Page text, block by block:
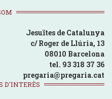
Jesuïtes de Catalunya
c/ Roger de Llúria, 13
08010 Barcelona
tel. 93 318 37 36
pregaria@pregaria.cat
D'INTERÈS